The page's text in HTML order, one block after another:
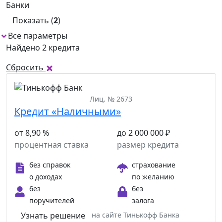
Банки
Показать (2)
Все параметры
Найдено 2 кредита
Сбросить
Лиц. № 2673
Кредит «Наличными»
от 8,90 %
процентная ставка
до 2 000 000 ₽
размер кредита
без справок
о доходах
страхование
по желанию
без
поручителей
без
залога
Узнать решение
на сайте Тинькофф Банка